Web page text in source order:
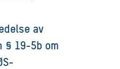
av
19-5b om